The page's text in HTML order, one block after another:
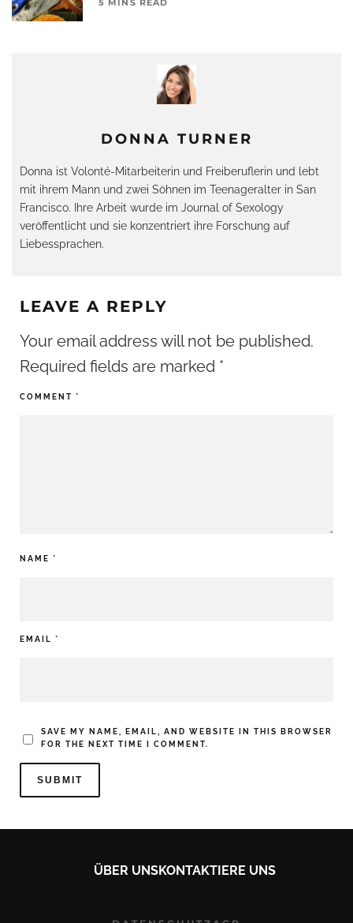
DONNA TURNER
Donna ist Volonté-Mitarbeiterin und Freiberuflerin und lebt
mit ihrem Mann und zwei Söhnen im Teenageralter in San
Francisco. Ihre Arbeit wurde im Journal of Sexology
veröffentlicht und sie konzentriert ihre Forschung auf
Liebessprachen.
LEAVE A REPLY
Your email address will not be published.
Required fields are marked *
COMMENT *
NAME *
EMAIL *
SAVE MY NAME, EMAIL, AND WEBSITE IN THIS BROWSER
FOR THE NEXT TIME I COMMENT.
ÜBER UNSKONTAKTIERE UNS